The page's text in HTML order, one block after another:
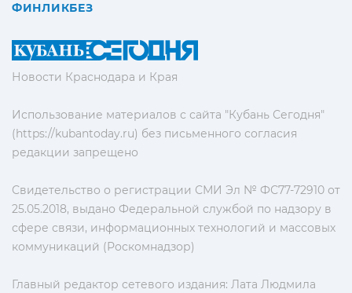
Новости Краснодара и Края
Использование материалов с сайта "Кубань Сегодня"
(https://kubantoday.ru) без письменного согласия
редакции запрещено
Свидетельство о регистрации СМИ Эл № ФС77-72910 от
25.05.2018, выдано Федеральной службой по надзору в
сфере связи, информационных технологий и массовых
коммуникаций (Роскомнадзор)
Главный редактор сетевого издания: Лата Людмила
ФИНЛИКБЕЗ